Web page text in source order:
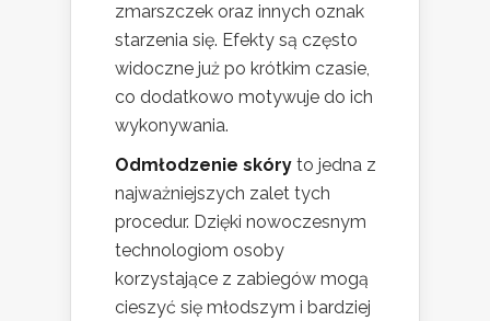
zmarszczek oraz innych oznak
starzenia się. Efekty są często
widoczne już po krótkim czasie,
co dodatkowo motywuje do ich
wykonywania.
Odmłodzenie skóry to jedna z
najważniejszych zalet tych
procedur. Dzięki nowoczesnym
technologiom osoby
korzystające z zabiegów mogą
cieszyć się młodszym i bardziej